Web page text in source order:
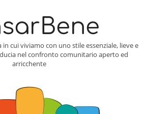
cui viviamo con uno stile essenziale, lieve e
nel confronto comunitario aperto ed
arricchente